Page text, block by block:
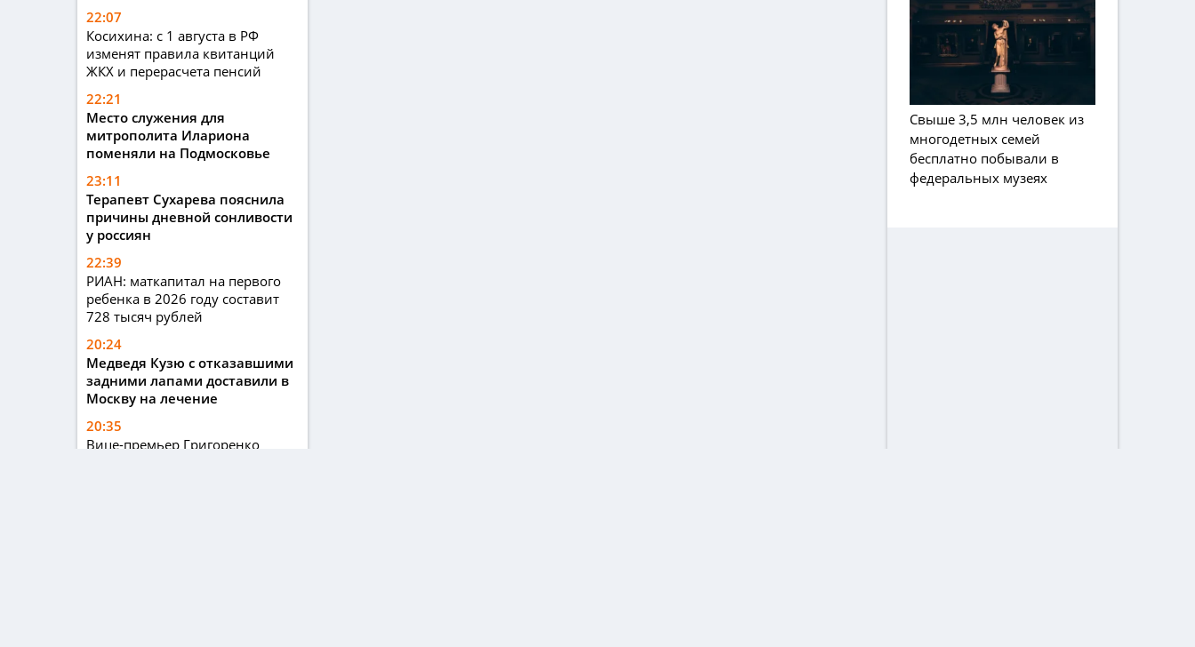
22:07
Косихина: с 1 августа в РФ
изменят правила квитанций
ЖКХ и перерасчета пенсий
22:21
Место служения для
митрополита Илариона
поменяли на Подмосковье
23:11
Терапевт Сухарева пояснила
причины дневной сонливости
у россиян
22:39
РИАН: маткапитал на первого
ребенка в 2026 году составит
728 тысяч рублей
20:24
Медведя Кузю с отказавшими
задними лапами доставили в
Москву на лечение
20:35
Вице-премьер Григоренко
Свыше 3,5 млн человек из
многодетных семей
бесплатно побывали в
федеральных музеях